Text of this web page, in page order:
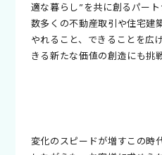
適な暮らし”を共に創るパー
数多くの不動産取引や住宅建
やれること、できることを広
きる新たな価値の創造にも挑
変化のスピードが増すこの時